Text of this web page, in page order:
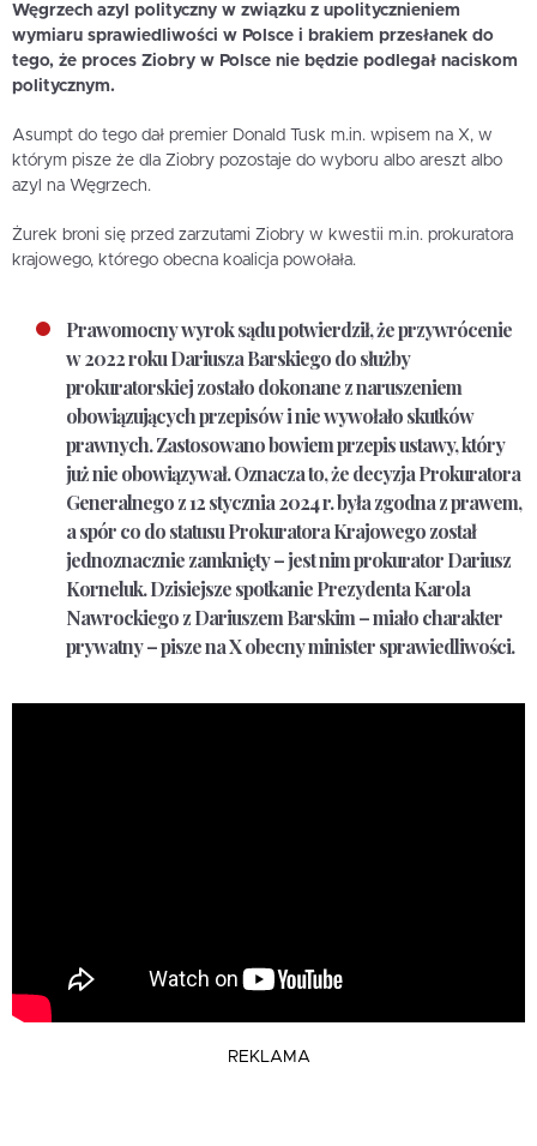
Węgrzech azyl polityczny w związku z upolitycznieniem
wymiaru sprawiedliwości w Polsce i brakiem przesłanek do
tego, że proces Ziobry w Polsce nie będzie podlegał naciskom
politycznym.
Asumpt do tego dał premier Donald Tusk m.in. wpisem na X, w
którym pisze że dla Ziobry pozostaje do wyboru albo areszt albo
azyl na Węgrzech.
Żurek broni się przed zarzutami Ziobry w kwestii m.in. prokuratora
krajowego, którego obecna koalicja powołała.
Prawomocny wyrok sądu potwierdził, że przywrócenie
w 2022 roku Dariusza Barskiego do służby
prokuratorskiej zostało dokonane z naruszeniem
obowiązujących przepisów i nie wywołało skutków
prawnych. Zastosowano bowiem przepis ustawy, który
już nie obowiązywał. Oznacza to, że decyzja Prokuratora
Generalnego z 12 stycznia 2024 r. była zgodna z prawem,
a spór co do statusu Prokuratora Krajowego został
jednoznacznie zamknięty – jest nim prokurator Dariusz
Korneluk. Dzisiejsze spotkanie Prezydenta Karola
Nawrockiego z Dariuszem Barskim – miało charakter
prywatny – pisze na X obecny minister sprawiedliwości.
REKLAMA